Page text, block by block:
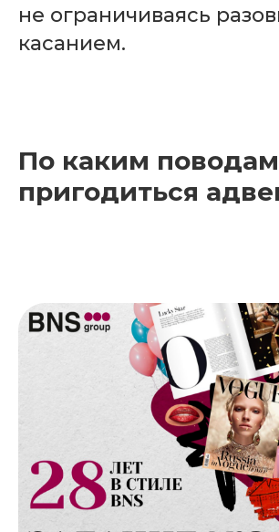
не ограничиваясь
касанием.
По каким
пригодиться